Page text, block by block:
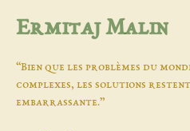
Ermitaj Malin
“Bien que les problèmes du
complexes, les solutions
embarrassante.”